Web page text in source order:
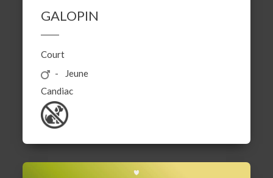
GALOPIN
Court
Jeune
Candiac